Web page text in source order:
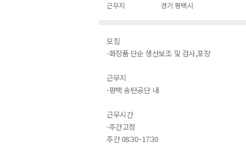
근무지
경기 평택시
모집
-화장품 단순 생산보조 및 검사,포장
근무지
-평택 송탄공단 내
근무시간
-주간고정
주간 08:30~17:30